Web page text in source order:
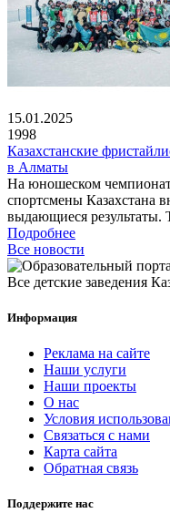
15.01.2025
1998
Казахстанские
в Алматы
На юношеском
спортсмены Казахстана
выдающиеся результаты.
Подробнее
Все новости
Все детские заведения
Информация
Реклама на сайте
Наши услуги
Наши проекты
О нас
Условия
Связаться с нами
Карта сайта
Обратная связь
Поддержите нас